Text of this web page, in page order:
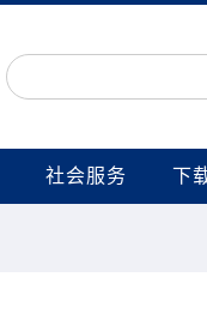
社会服务 下